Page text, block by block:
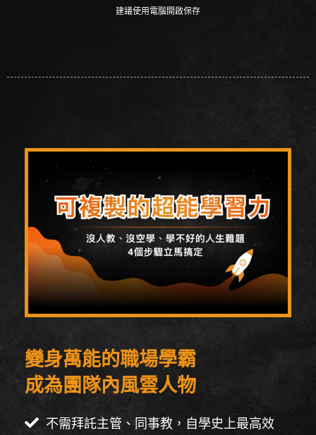
建議使用電腦開啟保存
變身萬能的職場學霸
成為團隊內風雲人物
不需拜託主管、同事教，自學史上最高效